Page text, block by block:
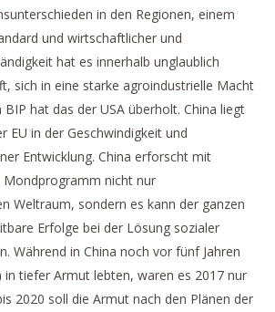
in den Regionen, einem
und wirtschaftlicher und
hat es innerhalb unglaublich
sich in eine starke agroindustrielle Macht
BIP hat das der USA überholt. China liegt
EU in der Geschwindigkeit und
Entwicklung. China erforscht mit
Mondprogramm nicht nur
Weltraum, sondern es kann der ganzen
Erfolge bei der Lösung sozialer
Während in China noch vor fünf Jahren
in tiefer Armut lebten, waren es 2017 nur
2020 soll die Armut nach den Plänen der